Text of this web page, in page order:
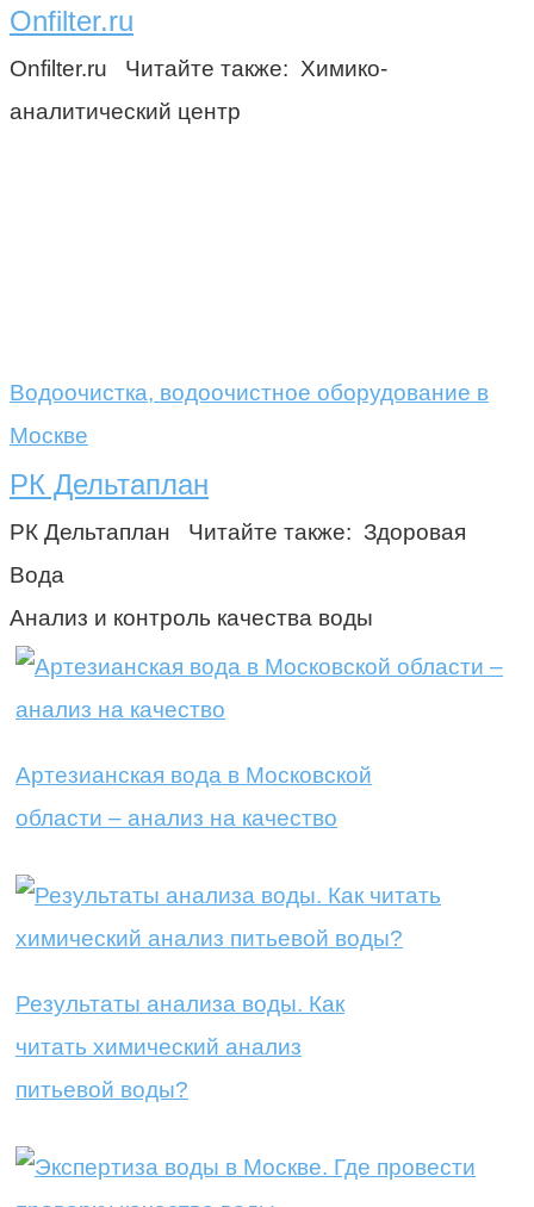
Onfilter.ru
Onfilter.ru Читайте также: Химико-
аналитический центр
Водоочистка, водоочистное оборудование в
Москве
РК Дельтаплан
РК Дельтаплан Читайте также: Здоровая
Вода
Анализ и контроль качества воды
Артезианская вода в Московской
области – анализ на качество
Результаты анализа воды. Как
читать химический анализ
питьевой воды?